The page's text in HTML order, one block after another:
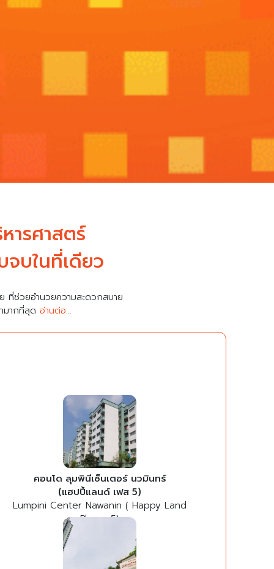
ารศาสตร์
บในที่เดียว
ที่ช่วยอำนวยความสะดวกสบาย
มากที่สุด อ่านต่อ...
คอนโด ลุมพินีเซ็นเตอร์ นวมินทร์
(แฮปปี้แลนด์ เฟส 5)
Lumpini Center Nawanin ( Happy Land
Phase 5)